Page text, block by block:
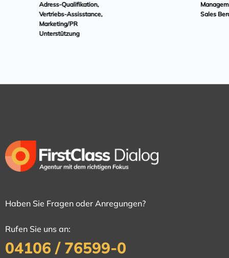
Adress-Qualifikation,
Vertriebs-Assisstance,
Marketing/PR
Unterstützung
Sales
Haben Sie Fragen oder Anregungen?
Rufen Sie uns an:
04106 / 76599-0